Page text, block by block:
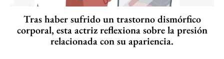
Tras haber sufrido un trastorno dismórfico
corporal, esta actriz reflexiona sobre la presión
relacionada con su apariencia.